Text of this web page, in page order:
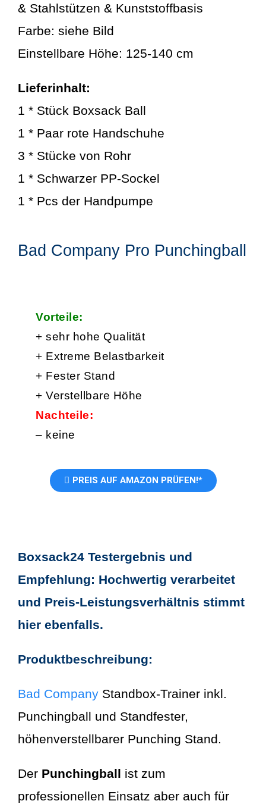
& Stahlstützen & Kunststoffbasis
Farbe: siehe Bild
Einstellbare Höhe: 125-140 cm
Lieferinhalt:
1 * Stück Boxsack Ball
1 * Paar rote Handschuhe
3 * Stücke von Rohr
1 * Schwarzer PP-Sockel
1 * Pcs der Handpumpe
Bad Company Pro Punchingball
Vorteile:
+ sehr hohe Qualität
+ Extreme Belastbarkeit
+ Fester Stand
+ Verstellbare Höhe
Nachteile:
– keine
PREIS AUF AMAZON PRÜFEN!*
Boxsack24 Testergebnis und
Empfehlung: Hochwertig verarbeitet
und Preis-Leistungsverhältnis stimmt
hier ebenfalls.
Produktbeschreibung:
Bad Company Standbox-Trainer inkl.
Punchingball und Standfester,
höhenverstellbarer Punching Stand.
Der Punchingball ist zum
professionellen Einsatz aber auch für